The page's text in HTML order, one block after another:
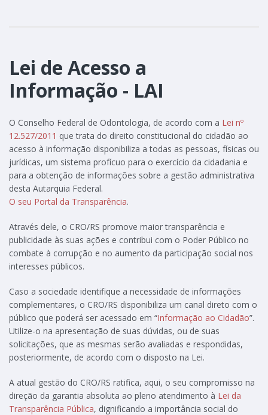
Lei de Acesso a
Informação - LAI
O Conselho Federal de Odontologia, de acordo com a Lei nº
12.527/2011 que trata do direito constitucional do cidadão ao
acesso à informação disponibiliza a todas as pessoas, físicas ou
jurídicas, um sistema profícuo para o exercício da cidadania e
para a obtenção de informações sobre a gestão administrativa
desta Autarquia Federal.
O seu Portal da Transparência.
Através dele, o CRO/RS promove maior transparência e
publicidade às suas ações e contribui com o Poder Público no
combate à corrupção e no aumento da participação social nos
interesses públicos.
Caso a sociedade identifique a necessidade de informações
complementares, o CRO/RS disponibiliza um canal direto com o
público que poderá ser acessado em “Informação ao Cidadão”.
Utilize-o na apresentação de suas dúvidas, ou de suas
solicitações, que as mesmas serão avaliadas e respondidas,
posteriormente, de acordo com o disposto na Lei.
A atual gestão do CRO/RS ratifica, aqui, o seu compromisso na
direção da garantia absoluta ao pleno atendimento à Lei da
Transparência Pública, dignificando a importância social do